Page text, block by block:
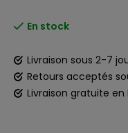
En stock
Livraison sous 2-7
Retours acceptés
Livraison gratuite